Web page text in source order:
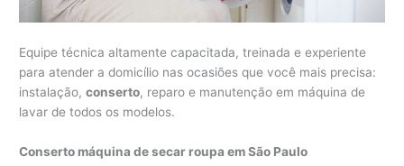
Equipe técnica altamente capacitada, treinada e experiente
para atender a domicílio nas ocasiões que você mais precisa:
instalação,conserto, reparo e manutenção em máquina de
lavar de todos os modelos.
Conserto máquina de secar roupa em São Paulo